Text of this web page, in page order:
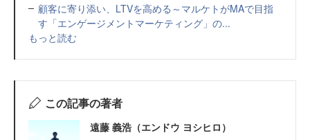
顧客に寄り添い、LTVを高める～マルケトがMAで目指
す「エンゲージメントマーケティング」の...
もっと読む
この記事の著者
遠藤 義浩（エンドウ ヨシヒロ）